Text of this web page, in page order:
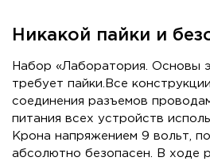
Никакой пайки и
Набор «Лаборатория. Основы
требует пайки.Все
соединения разъемов
питания всех устройств
Крона напряжением 9 вольт,
абсолютно безопасен. В ходе